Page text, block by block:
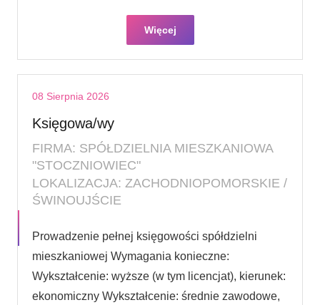
Więcej
08 Sierpnia 2026
Księgowa/wy
FIRMA: SPÓŁDZIELNIA MIESZKANIOWA
"STOCZNIOWIEC"
LOKALIZACJA: ZACHODNIOPOMORSKIE /
ŚWINOUJŚCIE
Prowadzenie pełnej księgowości spółdzielni
mieszkaniowej Wymagania konieczne:
Wykształcenie: wyższe (w tym licencjat), kierunek:
ekonomiczny Wykształcenie: średnie zawodowe,